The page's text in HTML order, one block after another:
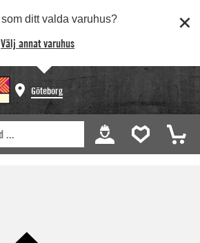
som ditt valda varuhus?
Välj annat varuhus
Göteborg